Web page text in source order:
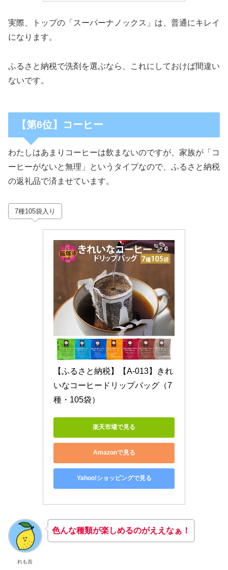
実際、トップの「スーパーナノックス」は、普通にキレイ
になります。
ふるさと納税で洗剤を選ぶなら、これにしておけば間違い
ないです。
【第6位】コーヒー
わたしはあまりコーヒーは飲まないのですが、家族が「コ
ーヒーがないと無理」というタイプなので、ふるさと納税
の返礼品で済ませています。
7種105袋入り
【ふるさと納税】【A-013】きれ
いなコーヒードリップバッグ（7
種・105袋）
楽天市場で見る
Amazonで見る
Yahoo!ショッピングで見る
れも吉
色んな種類が楽しめるのがええなぁ！